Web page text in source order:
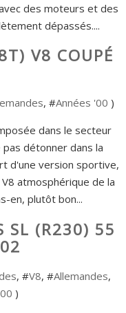
des moteurs et des
dépassés....
V8 COUPÉ
, #Années '00 )
dans le secteur
détonner dans la
d'une version sportive,
atmosphérique de la
en, plutôt bon...
SL (R230) 55
, #V8, #Allemandes,
)